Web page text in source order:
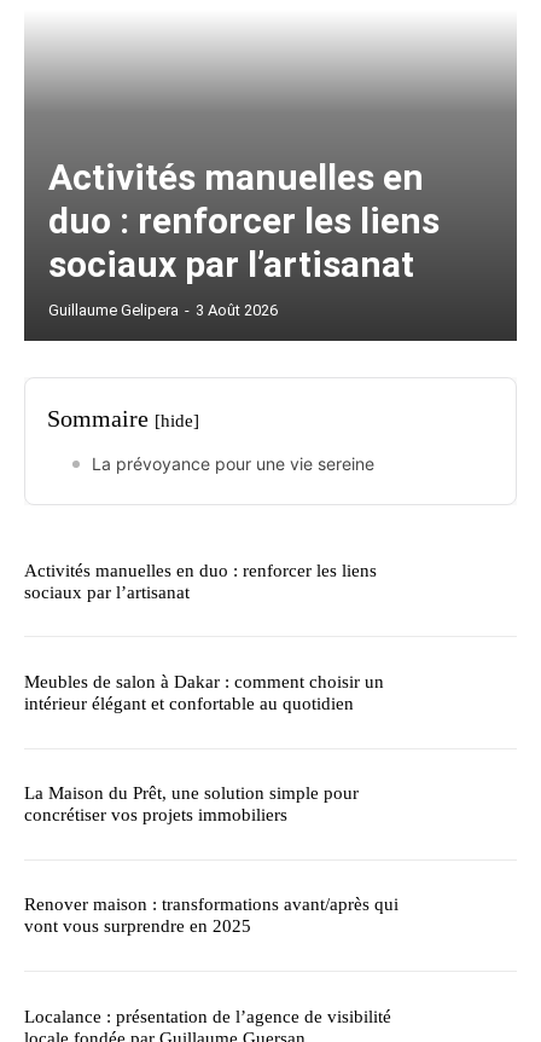
Activités manuelles en
duo : renforcer les liens
sociaux par l’artisanat
Guillaume Gelipera - 3 Août 2026
Sommaire [hide]
La prévoyance pour une vie sereine
Activités manuelles en duo : renforcer les liens
sociaux par l’artisanat
Meubles de salon à Dakar : comment choisir un
intérieur élégant et confortable au quotidien
La Maison du Prêt, une solution simple pour
concrétiser vos projets immobiliers
Renover maison : transformations avant/après qui
vont vous surprendre en 2025
Localance : présentation de l’agence de visibilité
locale fondée par Guillaume Guersan